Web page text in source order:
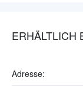
ERHÄLTLICH
Adresse: